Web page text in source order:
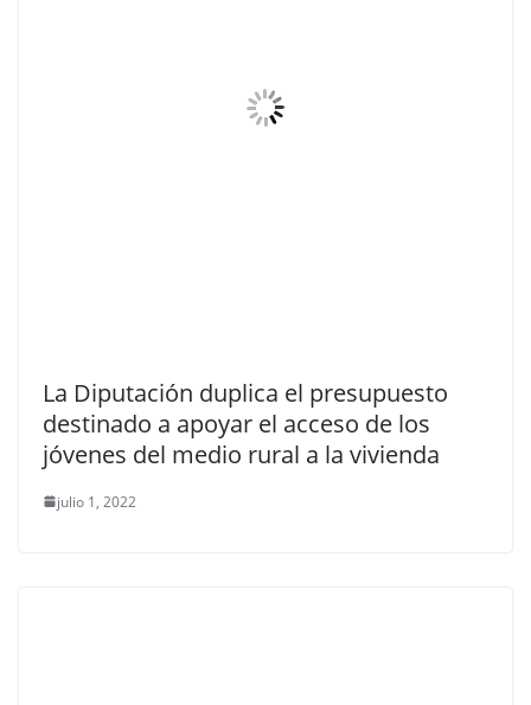
La Diputación duplica el presupuesto
destinado a apoyar el acceso de los
jóvenes del medio rural a la vivienda
julio 1, 2022